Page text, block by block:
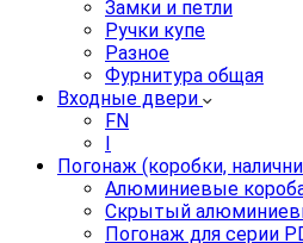
Замки и петли
Ручки купе
Разное
Фурнитура общая
Входные двери
FN
I
Погонаж (коробки,
Алюминиевые
Скрытый
Погонаж для серии